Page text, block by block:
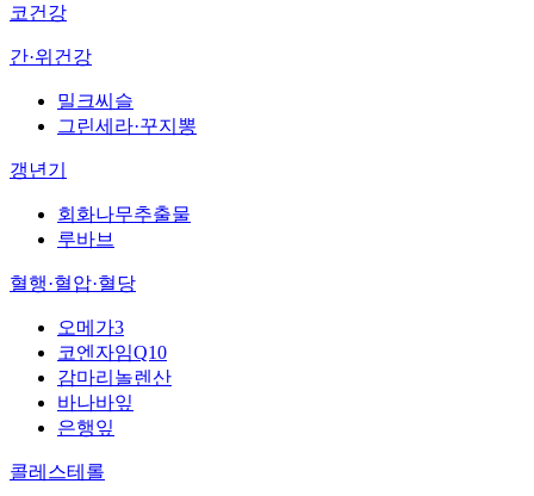
코건강
간·위건강
밀크씨슬
그린세라·꾸지뽕
갱년기
회화나무추출물
루바브
혈행·혈압·혈당
오메가3
코엔자임Q10
감마리놀렌산
바나바잎
은행잎
콜레스테롤